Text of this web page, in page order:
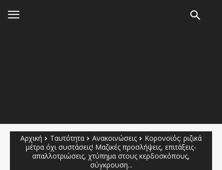
Αρχική Ταυτότητα Ανακοινώσεις
Κορoνoϊός: ριζικά
μέτρα όχι συστάσεις! Μαζικές προσλήψεις, επιτάξεις-
απαλλοτριώσεις, χτύπημα στους κερδοσκόπους,
σύγκρουση...